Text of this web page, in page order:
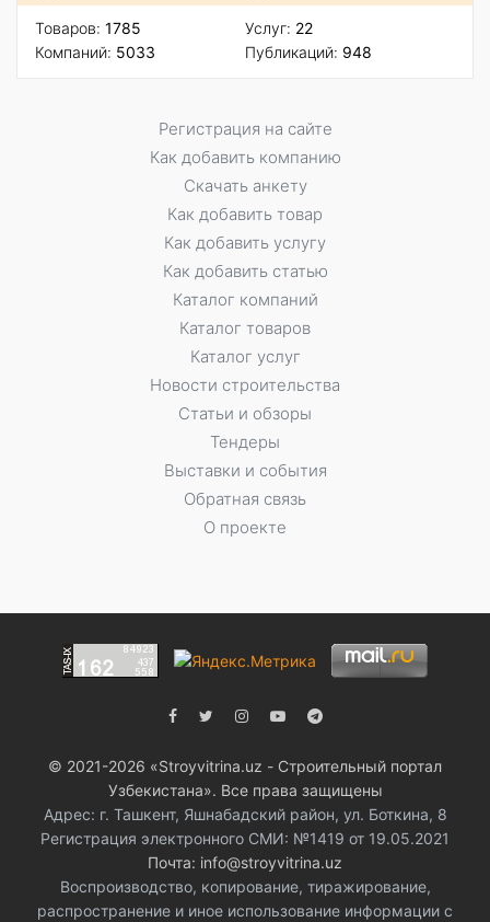
Товаров: 1785
Компаний: 5033
Услуг: 22
Публикаций: 948
Регистрация на сайте
Как добавить компанию
Скачать анкету
Как добавить товар
Как добавить услугу
Как добавить статью
Каталог компаний
Каталог товаров
Каталог услуг
Новости строительства
Статьи и обзоры
Тендеры
Выставки и события
Обратная связь
О проекте
© 2021-2026 «Stroyvitrina.uz - Строительный портал
Узбекистана». Все права защищены
Адрес: г. Ташкент, Яшнабадский район, ул. Боткина, 8
Регистрация электронного СМИ: №1419 от 19.05.2021
Почта: info@stroyvitrina.uz
Воспроизводство, копирование, тиражирование,
распространение и иное использование информации с